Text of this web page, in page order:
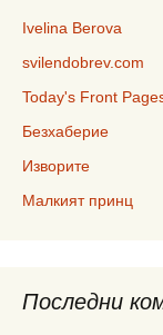
Ivelina Berova
svilendobrev.com
Today's Front
Безхаберие
Изворите
Малкият принц
Последни